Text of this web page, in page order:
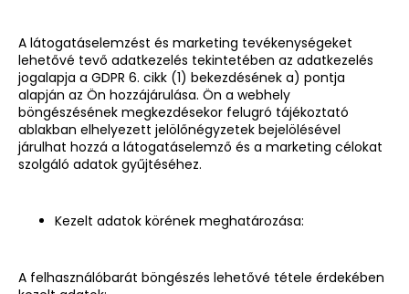
A látogatáselemzést és marketing tevékenységeket
lehetővé tevő adatkezelés tekintetében az adatkezelés
jogalapja a GDPR 6. cikk (1) bekezdésének a) pontja
alapján az Ön hozzájárulása. Ön a webhely
böngészésének megkezdésekor felugró tájékoztató
ablakban elhelyezett jelölőnégyzetek bejelölésével
járulhat hozzá a látogatáselemző és a marketing célokat
szolgáló adatok gyűjtéséhez.
Kezelt adatok körének meghatározása:
A felhasználóbarát böngészés lehetővé tétele érdekében